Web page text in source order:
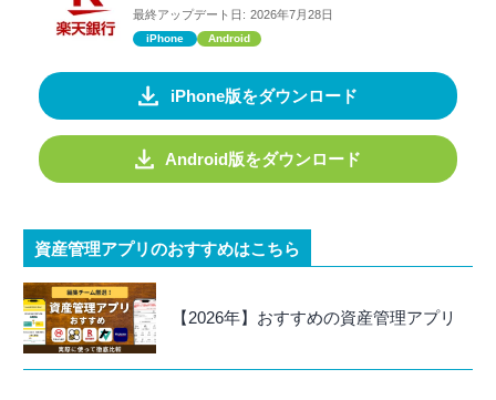
最終アップデート日: 2026年7月28日
iPhone Android
iPhone版をダウンロード
Android版をダウンロード
資産管理アプリのおすすめはこちら
【2026年】おすすめの資産管理アプリ